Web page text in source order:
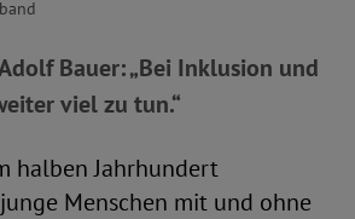
Bauer: „Bei Inklusion und
viel zu tun.“
halben Jahrhundert
Menschen mit und ohne